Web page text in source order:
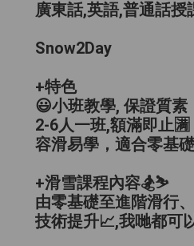
廣東話,英語,普通話
Snow2Day
+特色
😃小班教學, 保證質素
2-6人一班,額滿即止🈵
容滑易學，適合零基
+滑雪課程內容🏂⛷️
由零基礎至進階滑行
技術提升📈,我哋都可以